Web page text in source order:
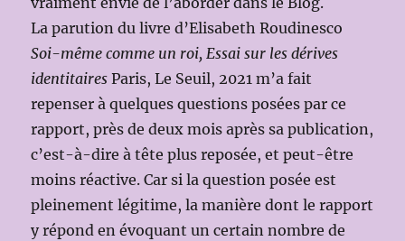
La parution du livre d’Elisabeth Roudinesco
Soi-même comme un roi, Essai sur les dérives
identitaires Paris, Le Seuil, 2021 m’a fait
repenser à quelques questions posées par ce
rapport, près de deux mois après sa publication,
c’est-à-dire à tête plus reposée, et peut-être
moins réactive. Car si la question posée est
pleinement légitime, la manière dont le rapport
y répond en évoquant un certain nombre de